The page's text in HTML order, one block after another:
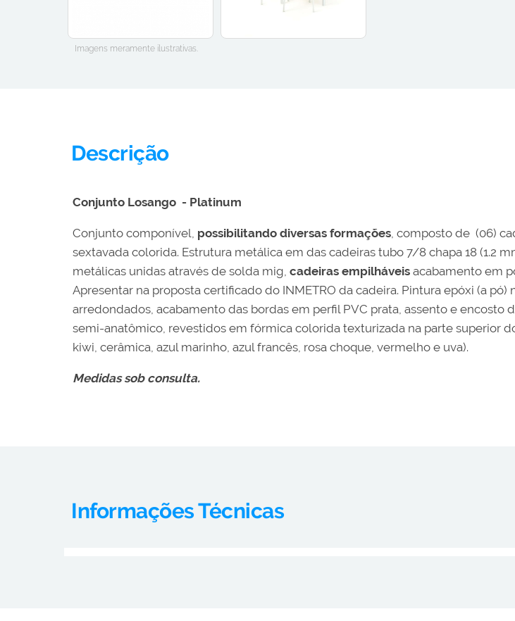
Imagens meramente ilustrativas.
Descrição
Conjunto Losango - Platinum
Conjunto componível, possibilitando diversas formações, composto de (06)
sextavada colorida. Estrutura metálica em das cadeiras tubo 7/8 chapa 18 (1.2
metálicas unidas através de solda mig, cadeiras empilháveisacabamento em
Apresentar na proposta certificado do INMETRO da cadeira. Pintura epóxi (a
arredondados, acabamento das bordas em perfil PVC prata, assento e
semi-anatômico, revestidos em fórmica colorida texturizada na parte superior
kiwi, cerâmica, azul marinho, azul francês, rosa choque, vermelho e uva).
Medidas sob consulta.
Informações Técnicas